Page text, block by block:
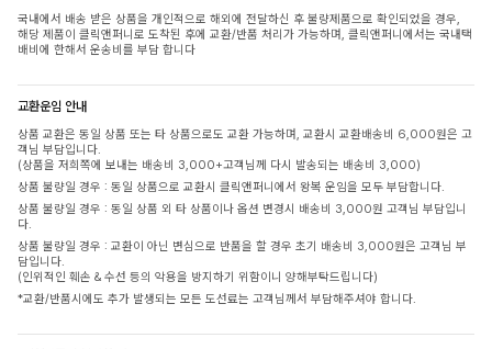
국내에서 배송 받은 상품을 개인적으로 해외에 전달하신 후 불량제품으로 확인되었을 경우,
해당 제품이 클릭앤퍼니로 도착된 후에 교환/반품 처리가 가능하며, 클릭앤퍼니에서는 국내택
배비에 한해서 운송비를 부담 합니다
교환운임 안내
상품 교환은 동일 상품 또는 타 상품으로도 교환 가능하며, 교환시 교환배송비 6,000원은 고
객님 부담입니다.
(상품을 저희쪽에 보내는 배송비 3,000+고객님께 다시 발송되는 배송비 3,000)
상품 불량일 경우 : 동일 상품으로 교환시 클릭앤퍼니에서 왕복 운임을 모두 부담합니다.
상품 불량일 경우 : 동일 상품 외 타 상품이나 옵션 변경시 배송비 3,000원 고객님 부담입니
다.
상품 불량일 경우 : 교환이 아닌 변심으로 반품을 할 경우 초기 배송비 3,000원은 고객님 부
담입니다.
(인위적인 훼손 & 수선 등의 악용을 방지하기 위함이니 양해부탁드립니다)
*교환/반품시에도 추가 발생되는 모든 도선료는 고객님께서 부담해주셔야 합니다.